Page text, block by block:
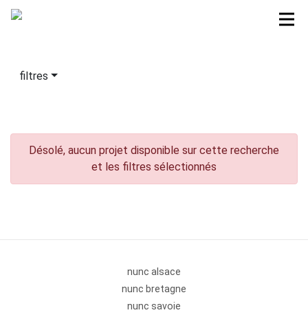
filtres
Désolé, aucun projet disponible sur cette recherche
et les filtres sélectionnés
nunc alsace
nunc bretagne
nunc savoie